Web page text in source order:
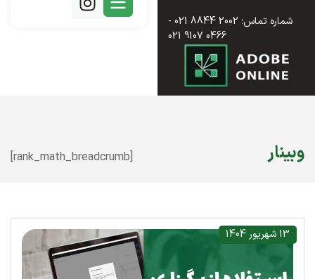
شماره تماس؛ 2002 8844 021 -
0466 9107 021
وبینار [rank_math_breadcrumb]
13 شهریور 1404